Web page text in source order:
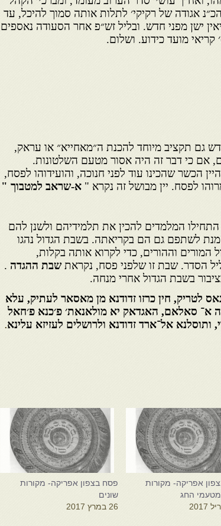
אגודה של רקיקי׳ לתלות אותה סמוך להיכל, עד
ישן מפני חדש. ובליל זש״פ אחר הסעודה נאספים
קריאי מועד כידוע. ושלום.
גם תקציב מיוחד להכנת ה״מאחייא״ או עראק,
אם כי דבר זה היה אסור מטעם השלטונות.
הכשר שהכינו עוד לפני חנוכה, והועידוהו לפסח,
לפסח. יין מבושל זה נקרא " א-שראב למטבוך "
התחילו המלמדים להכין את תלמידיהם ולשנן להם
לשתפם גם הם בקריאתה. בשבת הגדול נהגו
המורים וההורים, כדי לקרוא אותה בקלות,
הסדר. שבת זו שלפני פסח, נקראתשבת ההגדה .
בשבת הגדול אחרי מנחה.
לטריק, חין כרזו זדודנא מן מאסאר לעתיק, עלא
א־ סאלאם, האגדאק יא מולאנאת׳ פ׳כנא פ׳חאל
ותוסלנא אל־ארד זדודנא ולרושלים לעזיזא עלינא.
אפריקה- מקורות
מטעמי החג
פסח בצפון אפריקה- מקורות
שונים
26 במרץ 2017